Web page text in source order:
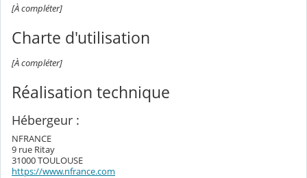
[À compléter]
Charte d'utilisation
[À compléter]
Réalisation technique
Hébergeur :
NFRANCE
9 rue Ritay
31000 TOULOUSE
https://www.nfrance.com